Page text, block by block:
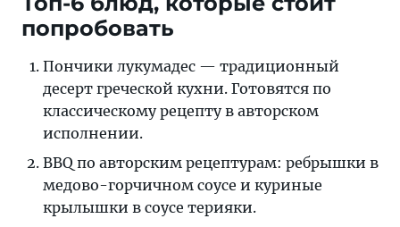
попробовать
Пончики лукумадес — традиционный
десерт греческой кухни. Готовятся по
классическому рецепту в авторском
исполнении.
BBQ по авторским рецептурам: ребрышки в
медово-горчичном соусе и куриные
крылышки в соусе терияки.